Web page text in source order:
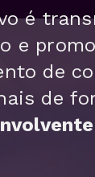
é
e
de
de